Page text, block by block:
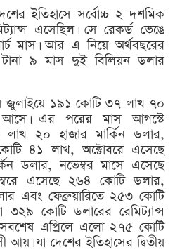
ইতিহাসে সর্বোচ্চ ২ দশমিক
এসেছিল। সে রেকর্ড ভেঙে
মাস। আর এ নিয়ে অর্থবছরের
৯ মাস দুই বিলিয়ন ডলার
জুলাইয়ে ১৯১ কোটি ৩৭ লাখ ৭০
আসে। এর পরের মাস আগস্টে
২০ হাজার মার্কিন ডলার,
৪১ লাখ, অক্টোবরে এসেছে
ডলার, নভেম্বর মাসে এসেছে
এসেছে ২৬৪ কোটি ডলার,
এবং ফেব্রুয়ারিতে ২৫৩ কোটি
৩২৯ কোটি ডলারের রেমিট্যান্স
সবশেষ এপ্রিলে এলো ২৭৫ কোটি
আয়। যা দেশের ইতিহাসের দ্বিতীয়